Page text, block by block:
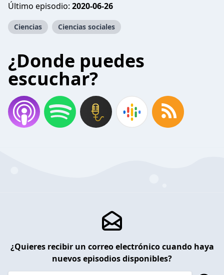
Último episodio: 2020-06-26
Ciencias Ciencias sociales
¿Donde puedes
escuchar?
¿Quieres recibir un correo electrónico cuando haya
nuevos episodios disponibles?